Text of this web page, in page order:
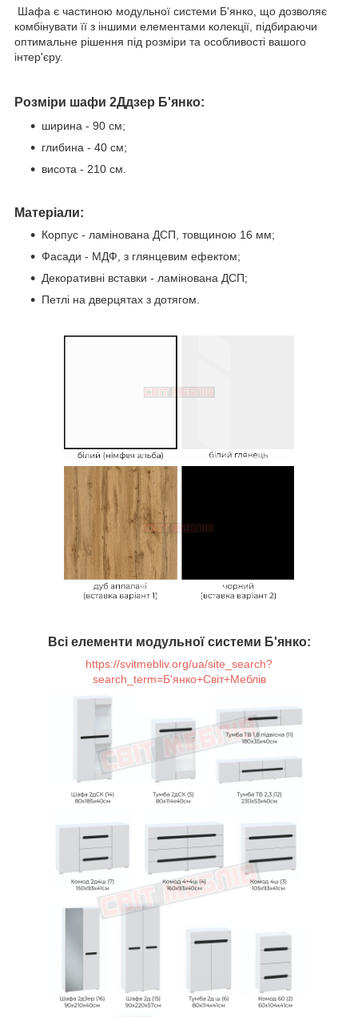
Шафа є частиною модульної системи Б'янко, що дозволяє
комбінувати її з іншими елементами колекції, підбираючи
оптимальне рішення під розміри та особливості вашого
інтер'єру.
Розміри шафи 2Ддзер Б'янко:
ширина - 90 см;
глибина - 40 см;
висота - 210 см.
Матеріали:
Корпус - ламінована ДСП, товщиною 16 мм;
Фасади - МДФ, з глянцевим ефектом;
Декоративні вставки - ламінована ДСП;
Петлі на дверцятах з дотягом.
Всі елементи модульної системи Б'янко:
https://svitmebliv.org/ua/site_search?
search_term=Б'янко+Світ+Меблів